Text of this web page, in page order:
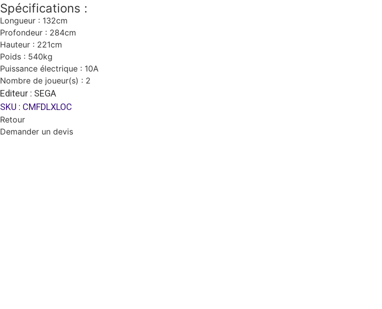
Spécifications :
Longueur : 132cm
Profondeur : 284cm
Hauteur : 221cm
Poids : 540kg
Puissance électrique : 10A
Nombre de joueur(s) : 2
Editeur : SEGA
SKU : CMFDLXLOC
Retour
Demander un devis